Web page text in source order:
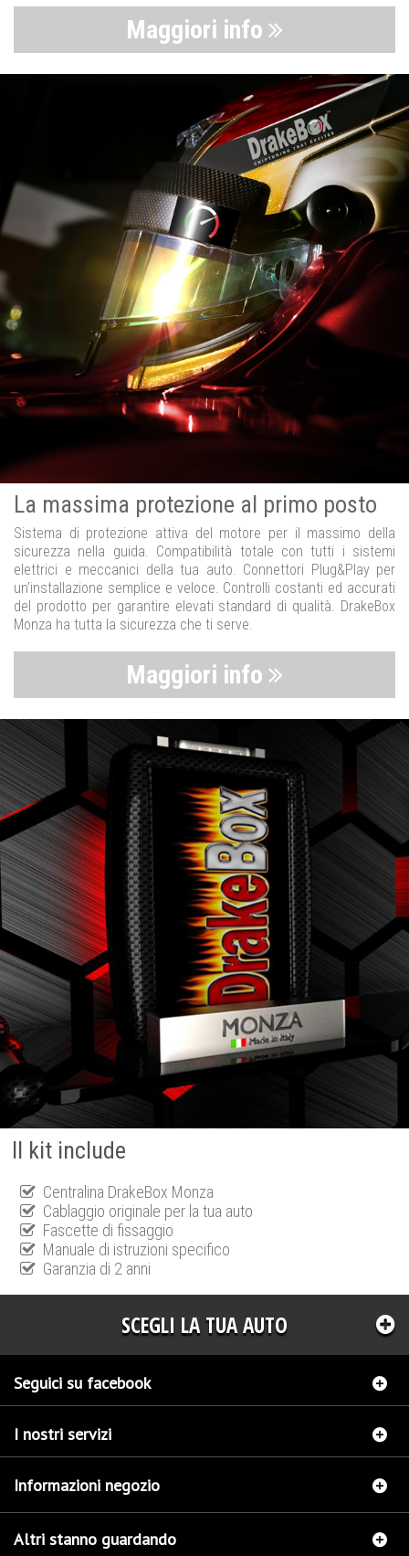
Maggiori info
La massima protezione al primo posto
Sistema di protezione attiva del motore per il massimo della
sicurezza nella guida. Compatibilità totale con tutti i sistemi
elettrici e meccanici della tua auto. Connettori Plug&Play per
un’installazione semplice e veloce. Controlli costanti ed accurati
del prodotto per garantire elevati standard di qualità. DrakeBox
Monza ha tutta la sicurezza che ti serve.
Maggiori info
Il kit include
Centralina DrakeBox Monza
Cablaggio originale per la tua auto
Fascette di fissaggio
Manuale di istruzioni specifico
Garanzia di 2 anni
SCEGLI LA TUA AUTO
Seguici su facebook
I nostri servizi
Informazioni negozio
Altri stanno guardando